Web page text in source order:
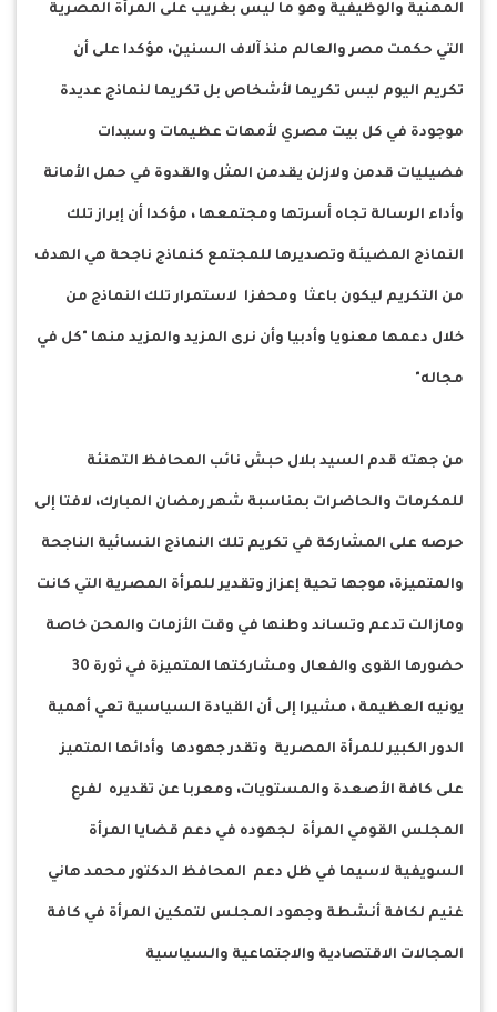
المهنية والوظيفية وهو ما ليس بغريب على المرأة المصرية
التي حكمت مصر والعالم منذ آلاف السنين، مؤكدا على أن
تكريم اليوم ليس تكريما لأشخاص بل تكريما لنماذج عديدة
موجودة في كل بيت مصري لأمهات عظيمات وسيدات
فضيليات قدمن ولازلن يقدمن المثل والقدوة في حمل الأمانة
وأداء الرسالة تجاه أسرتها ومجتمعها ، مؤكدا أن إبراز تلك
النماذج المضيئة وتصديرها للمجتمع كنماذج ناجحة هي الهدف
من التكريم ليكون باعثا ومحفزا لاستمرار تلك النماذج من
خلال دعمها معنويا وأدبيا وأن نرى المزيد والمزيد منها "كل في
مجاله"
من جهته قدم السيد بلال حبش نائب المحافظ التهنئة
للمكرمات والحاضرات بمناسبة شهر رمضان المبارك، لافتا إلى
حرصه على المشاركة في تكريم تلك النماذج النسائية الناجحة
والمتميزة، موجها تحية إعزاز وتقدير للمرأة المصرية التي كانت
ومازالت تدعم وتساند وطنها في وقت الأزمات والمحن خاصة
حضورها القوى والفعال ومشاركتها المتميزة في ثورة 30
يونيه العظيمة ، مشيرا إلى أن القيادة السياسية تعي أهمية
الدور الكبير للمرأة المصرية وتقدر جهودها وأدائها المتميز
على كافة الأصعدة والمستويات، ومعربا عن تقديره لفرع
المجلس القومي المرأة لجهوده في دعم قضايا المرأة
السويفية لاسيما في ظل دعم المحافظ الدكتور محمد هاني
غنيم لكافة أنشطة وجهود المجلس لتمكين المرأة في كافة
المجالات الاقتصادية والاجتماعية والسياسية